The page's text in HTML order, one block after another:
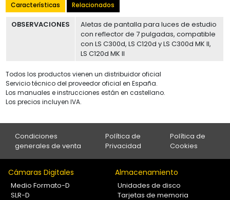
Características Relacionados
OBSERVACIONES
Aletas de pantalla para luces de estudio
con reflector de 7 pulgadas, compatible
con LS C300d, LS C120d y LS C300d MK II,
LS C120d MK II
Todos los productos vienen un distribuidor oficial
Servicio técnico del proveedor oficial en España.
Los manuales e instrucciones están en castellano.
Los precios incluyen IVA.
Condiciones
generales de venta
Política de
Privacidad
Política de
Cookies
Cámaras Digitales
Medio Formato-D
SLR-D
Almacenamiento
Unidades de disco
Tarjetas de memoria